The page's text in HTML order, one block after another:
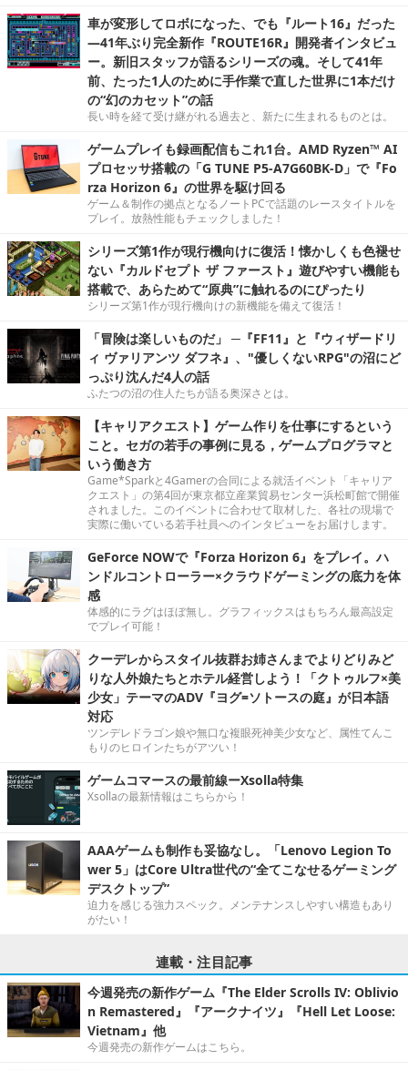
車が変形してロボになった、でも『ルート16』だった
―41年ぶり完全新作『ROUTE16R』開発者インタビュ
ー。新旧スタッフが語るシリーズの魂。そして41年
前、たった1人のために手作業で直した世界に1本だけ
の“幻のカセット”の話
長い時を経て受け継がれる過去と、新たに生まれるものとは。
ゲームプレイも録画配信もこれ1台。AMD Ryzen™ AI
プロセッサ搭載の「G TUNE P5-A7G60BK-D」で『Fo
rza Horizon 6』の世界を駆け回る
ゲーム＆制作の拠点となるノートPCで話題のレースタイトルを
プレイ。放熱性能もチェックしました！
シリーズ第1作が現行機向けに復活！懐かしくも色褪せ
ない『カルドセプト ザ ファースト』遊びやすい機能も
搭載で、あらためて“原典”に触れるのにぴったり
シリーズ第1作が現行機向けの新機能を備えて復活！
「冒険は楽しいものだ」 ─『FF11』と『ウィザードリ
ィ ヴァリアンツ ダフネ』、"優しくないRPG"の沼にど
っぷり沈んだ4人の話
ふたつの沼の住人たちが語る奥深さとは。
【キャリアクエスト】ゲーム作りを仕事にするという
こと。セガの若手の事例に見る，ゲームプログラマと
いう働き方
Game*Sparkと4Gamerの合同による就活イベント「キャリア
クエスト」の第4回が東京都立産業貿易センター浜松町館で開催
されました。このイベントに合わせて取材した、各社の現場で
実際に働いている若手社員へのインタビューをお届けします。
GeForce NOWで『Forza Horizon 6』をプレイ。ハ
ンドルコントローラー×クラウドゲーミングの底力を体
感
体感的にラグはほぼ無し。グラフィックスはもちろん最高設定
でプレイ可能！
クーデレからスタイル抜群お姉さんまでよりどりみど
りな人外娘たちとホテル経営しよう！「クトゥルフ×美
少女」テーマのADV『ヨグ=ソトースの庭』が日本語
対応
ツンデレドラゴン娘や無口な複眼死神美少女など、属性てんこ
もりのヒロインたちがアツい！
ゲームコマースの最前線ーXsolla特集
Xsollaの最新情報はこちらから！
AAAゲームも制作も妥協なし。「Lenovo Legion To
wer 5」はCore Ultra世代の“全てこなせるゲーミング
デスクトップ”
迫力を感じる強力スペック。メンテナンスしやすい構造もあり
がたい！
連載・注目記事
今週発売の新作ゲーム『The Elder Scrolls IV: Oblivio
n Remastered』『アークナイツ』『Hell Let Loose:
Vietnam』他
今週発売の新作ゲームはこちら。